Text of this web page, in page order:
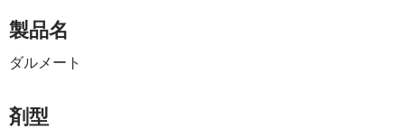
製品名
ダルメート
剤型